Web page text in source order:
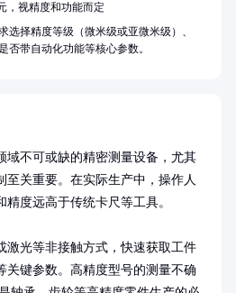
域不可或缺的精密测量设备，尤其
至关重要。在实际生产中，操作人
度远高于传统卡尺等工具。
激光等非接触方式，快速获取工件
关键参数。高精度型号的测量不确
，视精度和功能而定
选择精度等级（微米级或亚微米级）、
否带自动化功能等核心参数。